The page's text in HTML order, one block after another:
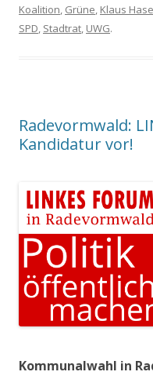
Koalition, Grüne, Klaus
SPD, Stadtrat, UWG.
Radevormwald:
Kandidatur vor!
Kommunalwahl in